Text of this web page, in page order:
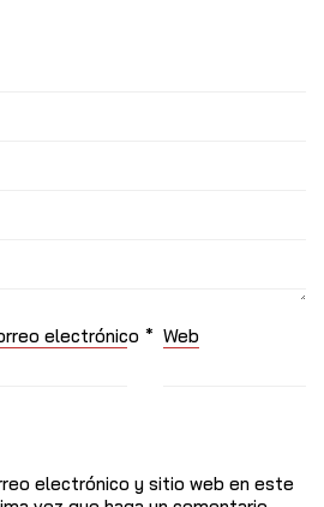
electrónico * Web
electrónico y sitio web en este